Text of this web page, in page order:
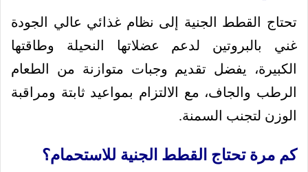
تحتاج القطط الجنية إلى نظام غذائي عالي الجودة
غني بالبروتين لدعم عضلاتها النحيلة وطاقتها
الكبيرة، يفضل تقديم وجبات متوازنة من الطعام
الرطب والجاف، مع الالتزام بمواعيد ثابتة ومراقبة
الوزن لتجنب السمنة.
كم مرة تحتاج القطط الجنية للاستحمام؟